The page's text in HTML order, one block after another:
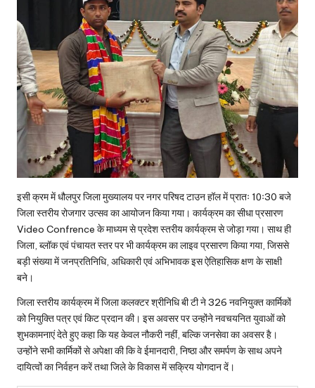
इसी क्रम में धौलपुर जिला मुख्यालय पर नगर परिषद टाउन हॉल में प्रातः 10ः30 बजे
जिला स्तरीय रोजगार उत्सव का आयोजन किया गया। कार्यक्रम का सीधा प्रसारण
Video Confrence के माध्यम से प्रदेश स्तरीय कार्यक्रम से जोड़ा गया। साथ ही
जिला, ब्लॉक एवं पंचायत स्तर पर भी कार्यक्रम का लाइव प्रसारण किया गया, जिससे
बड़ी संख्या में जनप्रतिनिधि, अधिकारी एवं अभिभावक इस ऐतिहासिक क्षण के साक्षी
बने।
जिला स्तरीय कार्यक्रम में जिला कलक्टर श्रीनिधि बी टी ने 326 नवनियुक्त कार्मिकों
को नियुक्ति पत्र एवं किट प्रदान की। इस अवसर पर उन्होंने नवचयनित युवाओं को
शुभकामनाएं देते हुए कहा कि यह केवल नौकरी नहीं, बल्कि जनसेवा का अवसर है।
उन्होंने सभी कार्मिकों से अपेक्षा की कि वे ईमानदारी, निष्ठा और समर्पण के साथ अपने
दायित्वों का निर्वहन करें तथा जिले के विकास में सक्रिय योगदान दें।